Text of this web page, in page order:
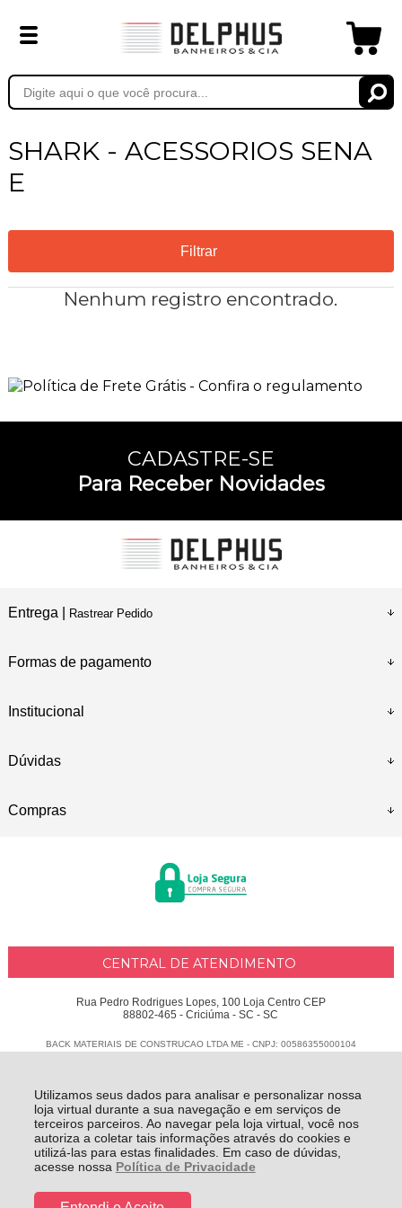
Utilizamos seus dados para analisar e personalizar nossa
loja virtual durante a sua navegação e em serviços de
terceiros parceiros. Ao navegar pela loja virtual, você nos
autoriza a coletar tais informações através do cookies e
utilizá-las para estas finalidades. Em caso de dúvidas,
acesse nossa Política de Privacidade
SHARK - ACESSORIOS SENA
E
Filtrar
Nenhum registro encontrado.
CADASTRE-SE
Para Receber Novidades
Entrega | Rastrear Pedido
Formas de pagamento
Institucional
Dúvidas
Compras
CENTRAL DE ATENDIMENTO
Rua Pedro Rodrigues Lopes, 100 Loja Centro CEP
88802-465 - Criciúma - SC - SC
BACK MATERIAIS DE CONSTRUCAO LTDA ME - CNPJ: 00586355000104